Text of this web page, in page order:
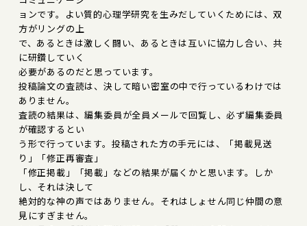
ョンです。よい質的心理学研究を生みだしていくためには、双
方がリングの上
で、あるときは激しく闘い、あるときは互いに協力し合い、共
に研鑽していく
必要があるのだと思っています。
投稿論文の査読は、決して暗い密室の中で行っているわけでは
ありません。
査読の結果は、編集委員が全員メールで回覧し、必ず編集委員
が確認するとい
う形で行っています。投稿された方の手元には、「掲載見送
り」「修正再審査」
「修正掲載」「掲載」などの結果が届くかと思います。しか
し、それは決して
絶対的な神の声ではありません。それはしょせん同じ仲間の意
見にすぎません。